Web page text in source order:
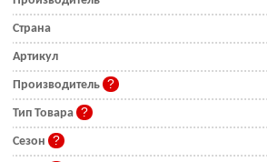
Страна
Артикул
Производитель
Тип Товара
Сезон